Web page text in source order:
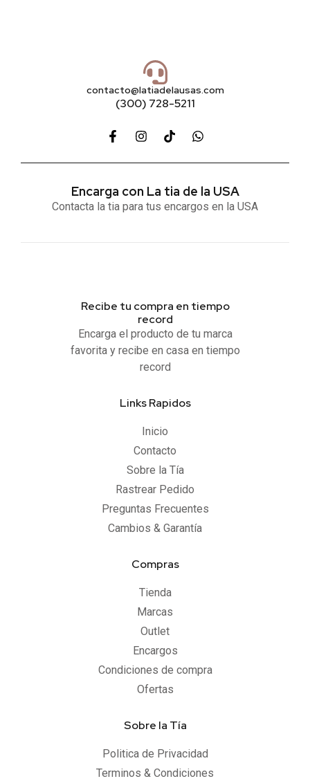
contacto@latiadelausas.com
(300) 728-5211
Encarga con La tia de la USA
Contacta la tia para tus encargos en la USA
Recibe tu compra en tiempo
record
Encarga el producto de tu marca
favorita y recibe en casa en tiempo
record
Links Rapidos
Inicio
Contacto
Sobre la Tía
Rastrear Pedido
Preguntas Frecuentes
Cambios & Garantía
Compras
Tienda
Marcas
Outlet
Encargos
Condiciones de compra
Ofertas
Sobre la Tía
Politica de Privacidad
Terminos & Condiciones